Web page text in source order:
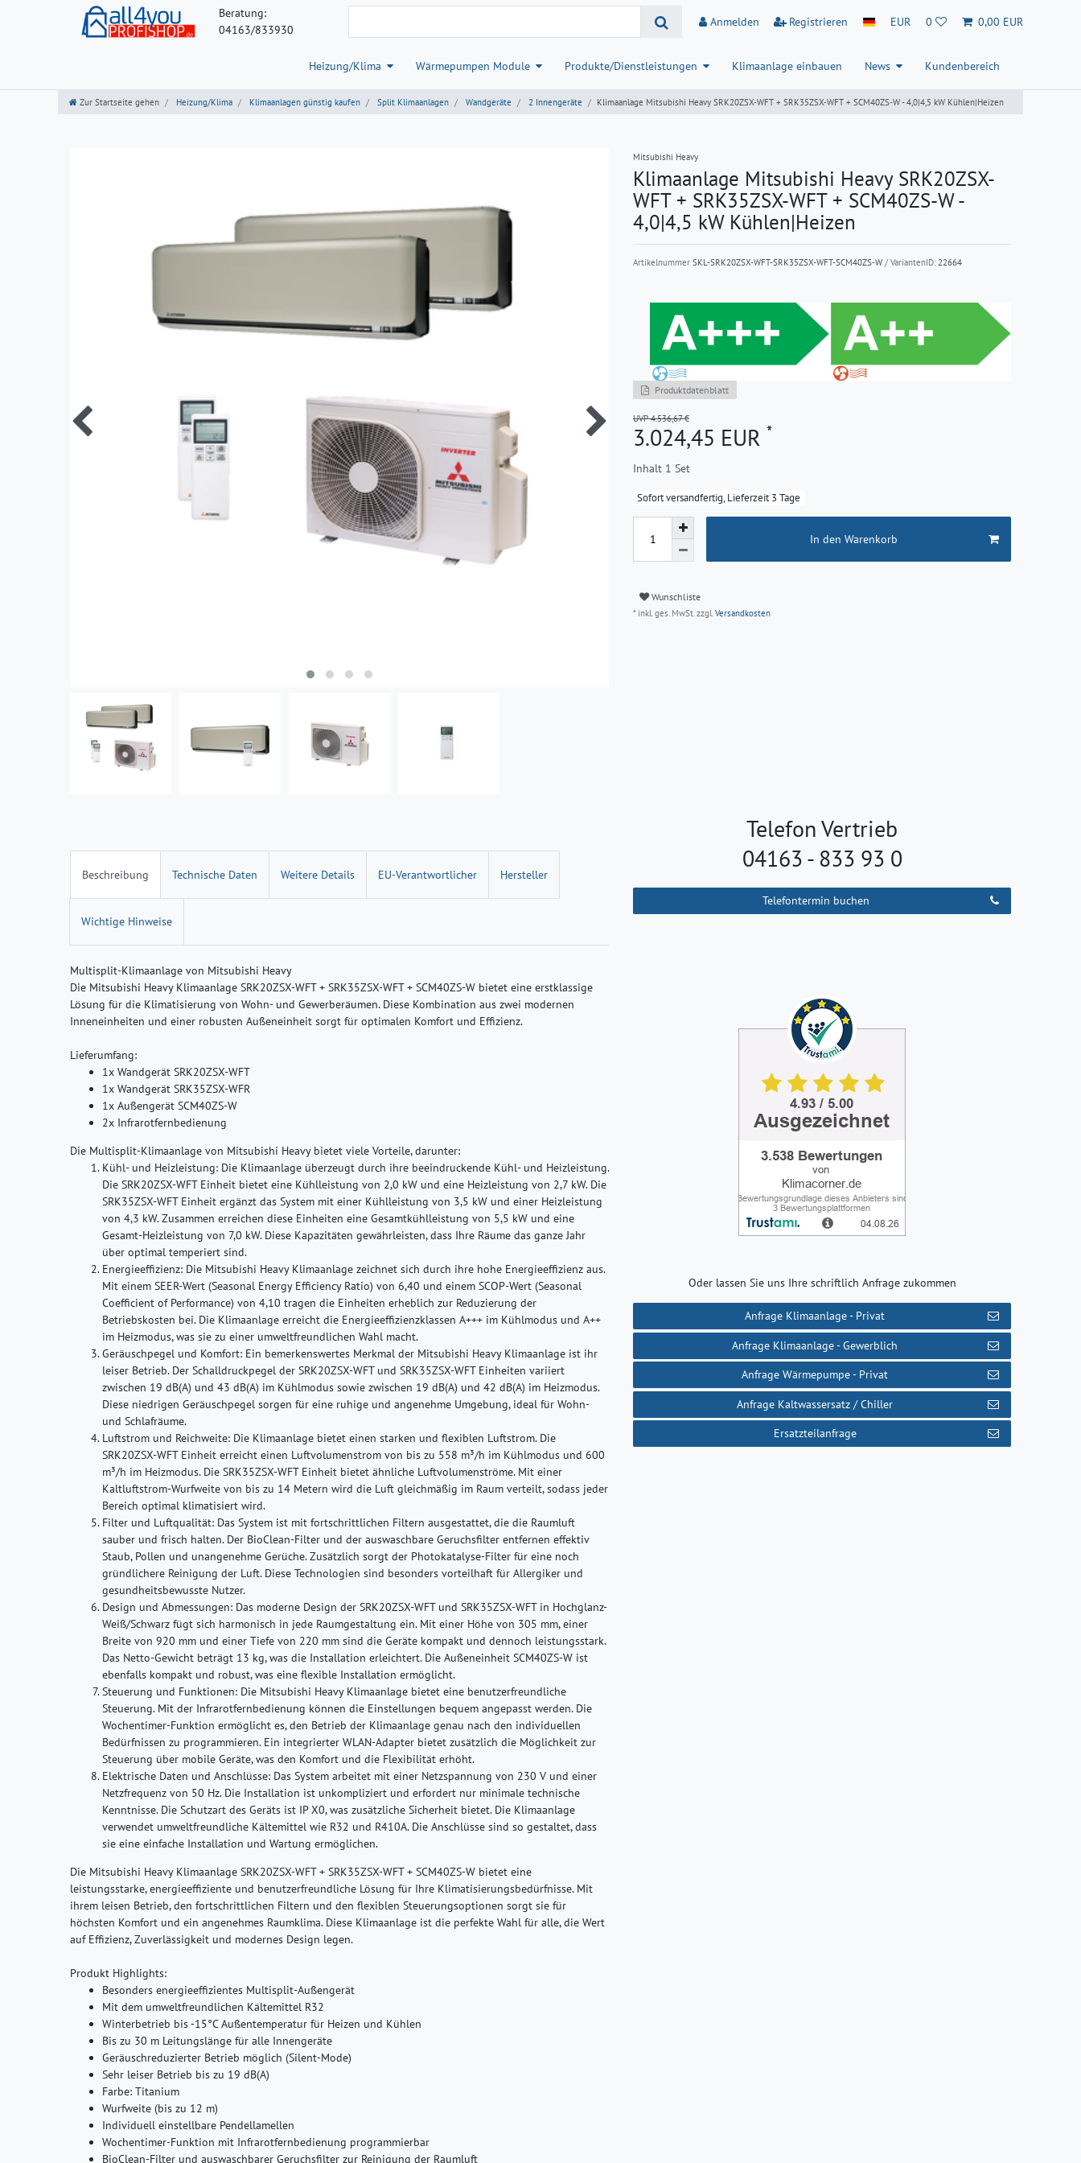
Beratung:
04163/833930
Anmelden Registrieren EUR 0 0,00 EUR
Heizung/Klima Wärmepumpen Module Produkte/Dienstleistungen Klimaanlage einbauen News Kundenbereich
Zur Startseite gehen Heizung/Klima Klimaanlagen günstig kaufen Split Klimaanlagen Wandgeräte 2 Innengeräte Klimaanlage Mitsubishi Heavy SRK20ZSX-WFT + SRK35ZSX-WFT + SCM40ZS-W - 4,0|4,5 kW Kühlen|Heizen
Mitsubishi Heavy
Klimaanlage Mitsubishi Heavy SRK20ZSX-
WFT + SRK35ZSX-WFT + SCM40ZS-W -
4,0|4,5 kW Kühlen|Heizen
Artikelnummer SKL-SRK20ZSX-WFT-SRK35ZSX-WFT-SCM40ZS-W / VariantenID: 22664
Produktdatenblatt
UVP 4.536,67 €
3.024,45 EUR *
Inhalt 1 Set
Sofort versandfertig, Lieferzeit 3 Tage
In den Warenkorb
Wunschliste
* inkl. ges. MwSt. zzgl.Versandkosten
Beschreibung Technische Daten Weitere Details EU-Verantwortlicher Hersteller
Wichtige Hinweise
Multisplit-Klimaanlage von Mitsubishi Heavy
Die Mitsubishi Heavy Klimaanlage SRK20ZSX-WFT + SRK35ZSX-WFT + SCM40ZS-W bietet eine erstklassige
Lösung für die Klimatisierung von Wohn- und Gewerberäumen. Diese Kombination aus zwei modernen
Inneneinheiten und einer robusten Außeneinheit sorgt für optimalen Komfort und Effizienz.
Lieferumfang:
1x Wandgerät SRK20ZSX-WFT
1x Wandgerät SRK35ZSX-WFR
1x Außengerät SCM40ZS-W
2x Infrarotfernbedienung
Die Multisplit-Klimaanlage von Mitsubishi Heavy bietet viele Vorteile, darunter:
Kühl- und Heizleistung: Die Klimaanlage überzeugt durch ihre beeindruckende Kühl- und Heizleistung.
Die SRK20ZSX-WFT Einheit bietet eine Kühlleistung von 2,0 kW und eine Heizleistung von 2,7 kW. Die
SRK35ZSX-WFT Einheit ergänzt das System mit einer Kühlleistung von 3,5 kW und einer Heizleistung
von 4,3 kW. Zusammen erreichen diese Einheiten eine Gesamtkühlleistung von 5,5 kW und eine
Gesamt-Heizleistung von 7,0 kW. Diese Kapazitäten gewährleisten, dass Ihre Räume das ganze Jahr
über optimal temperiert sind.
Energieeffizienz: Die Mitsubishi Heavy Klimaanlage zeichnet sich durch ihre hohe Energieeffizienz aus.
Mit einem SEER-Wert (Seasonal Energy Efficiency Ratio) von 6,40 und einem SCOP-Wert (Seasonal
Coefficient of Performance) von 4,10 tragen die Einheiten erheblich zur Reduzierung der
Betriebskosten bei. Die Klimaanlage erreicht die Energieeffizienzklassen A+++ im Kühlmodus und A++
im Heizmodus, was sie zu einer umweltfreundlichen Wahl macht.
Geräuschpegel und Komfort: Ein bemerkenswertes Merkmal der Mitsubishi Heavy Klimaanlage ist ihr
leiser Betrieb. Der Schalldruckpegel der SRK20ZSX-WFT und SRK35ZSX-WFT Einheiten variiert
zwischen 19 dB(A) und 43 dB(A) im Kühlmodus sowie zwischen 19 dB(A) und 42 dB(A) im Heizmodus.
Diese niedrigen Geräuschpegel sorgen für eine ruhige und angenehme Umgebung, ideal für Wohn-
und Schlafräume.
Luftstrom und Reichweite: Die Klimaanlage bietet einen starken und flexiblen Luftstrom. Die
SRK20ZSX-WFT Einheit erreicht einen Luftvolumenstrom von bis zu 558 m³/h im Kühlmodus und 600
m³/h im Heizmodus. Die SRK35ZSX-WFT Einheit bietet ähnliche Luftvolumenströme. Mit einer
Kaltluftstrom-Wurfweite von bis zu 14 Metern wird die Luft gleichmäßig im Raum verteilt, sodass jeder
Bereich optimal klimatisiert wird.
Filter und Luftqualität: Das System ist mit fortschrittlichen Filtern ausgestattet, die die Raumluft
sauber und frisch halten. Der BioClean-Filter und der auswaschbare Geruchsfilter entfernen effektiv
Staub, Pollen und unangenehme Gerüche. Zusätzlich sorgt der Photokatalyse-Filter für eine noch
gründlichere Reinigung der Luft. Diese Technologien sind besonders vorteilhaft für Allergiker und
gesundheitsbewusste Nutzer.
Design und Abmessungen: Das moderne Design der SRK20ZSX-WFT und SRK35ZSX-WFT in Hochglanz-
Weiß/Schwarz fügt sich harmonisch in jede Raumgestaltung ein. Mit einer Höhe von 305 mm, einer
Breite von 920 mm und einer Tiefe von 220 mm sind die Geräte kompakt und dennoch leistungsstark.
Das Netto-Gewicht beträgt 13 kg, was die Installation erleichtert. Die Außeneinheit SCM40ZS-W ist
ebenfalls kompakt und robust, was eine flexible Installation ermöglicht.
Steuerung und Funktionen: Die Mitsubishi Heavy Klimaanlage bietet eine benutzerfreundliche
Steuerung. Mit der Infrarotfernbedienung können die Einstellungen bequem angepasst werden. Die
Wochentimer-Funktion ermöglicht es, den Betrieb der Klimaanlage genau nach den individuellen
Bedürfnissen zu programmieren. Ein integrierter WLAN-Adapter bietet zusätzlich die Möglichkeit zur
Steuerung über mobile Geräte, was den Komfort und die Flexibilität erhöht.
Elektrische Daten und Anschlüsse: Das System arbeitet mit einer Netzspannung von 230 V und einer
Netzfrequenz von 50 Hz. Die Installation ist unkompliziert und erfordert nur minimale technische
Kenntnisse. Die Schutzart des Geräts ist IP X0, was zusätzliche Sicherheit bietet. Die Klimaanlage
verwendet umweltfreundliche Kältemittel wie R32 und R410A. Die Anschlüsse sind so gestaltet, dass
sie eine einfache Installation und Wartung ermöglichen.
Die Mitsubishi Heavy Klimaanlage SRK20ZSX-WFT + SRK35ZSX-WFT + SCM40ZS-W bietet eine
leistungsstarke, energieeffiziente und benutzerfreundliche Lösung für Ihre Klimatisierungsbedürfnisse. Mit
ihrem leisen Betrieb, den fortschrittlichen Filtern und den flexiblen Steuerungsoptionen sorgt sie für
höchsten Komfort und ein angenehmes Raumklima. Diese Klimaanlage ist die perfekte Wahl für alle, die Wert
auf Effizienz, Zuverlässigkeit und modernes Design legen.
Produkt Highlights:
Besonders energieeffizientes Multisplit-Außengerät
Mit dem umweltfreundlichen Kältemittel R32
Winterbetrieb bis -15°C Außentemperatur für Heizen und Kühlen
Bis zu 30 m Leitungslänge für alle Innengeräte
Geräuschreduzierter Betrieb möglich (Silent-Mode)
Sehr leiser Betrieb bis zu 19 dB(A)
Farbe: Titanium
Wurfweite (bis zu 12 m)
Individuell einstellbare Pendellamellen
Wochentimer-Funktion mit Infrarotfernbedienung programmierbar
BioClean-Filter und auswaschbarer Geruchsfilter zur Reinigung der Raumluft
Telefon Vertrieb
04163 - 833 93 0
Telefontermin buchen
Oder lassen Sie uns Ihre schriftlich Anfrage zukommen
Anfrage Klimaanlage - Privat
Anfrage Klimaanlage - Gewerblich
Anfrage Wärmepumpe - Privat
Anfrage Kaltwassersatz / Chiller
Ersatzteilanfrage